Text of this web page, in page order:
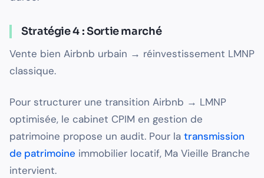
Stratégie 4 : Sortie marché
Vente bien Airbnb urbain → réinvestissement LMNP
classique.
Pour structurer une transition Airbnb → LMNP
optimisée, le cabinet CPIM en gestion de
patrimoine propose un audit. Pour la transmission
de patrimoine immobilier locatif, Ma Vieille Branche
intervient.